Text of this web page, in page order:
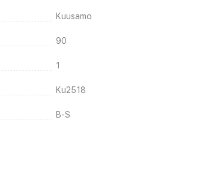
Kuusamo
90
1
Ku2518
B-S